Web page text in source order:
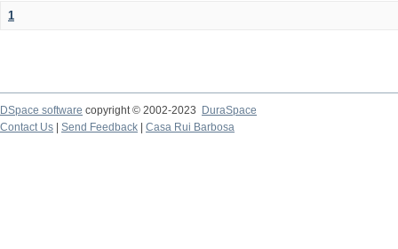
1
DSpace software copyright © 2002-2023
DuraSpace
Contact Us
Send Feedback Casa Rui Barbosa